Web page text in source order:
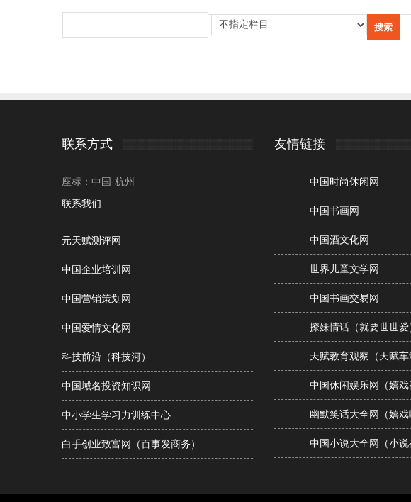
联系方式
座标：中国·杭州
联系我们
元天赋测评网
中国企业培训网
中国营销策划网
中国爱情文化网
科技前沿（科技河）
中国域名投资知识网
中小学生学习力训练中心
白手创业致富网（百事发商务）
友情链接
中国时尚休闲网
中国书画网
中国酒文化网
世界儿童文学网
中国书画交易网
撩妹情话（就要世世爱
天赋教育观察（天赋车
中国休闲娱乐网（嬉戏
幽默笑话大全网（嬉戏
中国小说大全网（小说